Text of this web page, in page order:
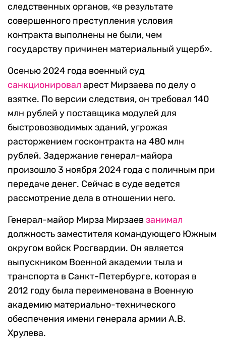
следственных органов, «в результате
совершенного преступления условия
контракта выполнены не были, чем
государству причинен материальный ущерб».
Осенью 2024 года военный суд
санкционировал арест Мирзаева по делу о
взятке. По версии следствия, он требовал 140
млн рублей у поставщика модулей для
быстровозводимых зданий, угрожая
расторжением госконтракта на 480 млн
рублей. Задержание генерал-майора
произошло 3 ноября 2024 года с поличным при
передаче денег. Сейчас в суде ведется
рассмотрение дела в отношении него.
Генерал-майор Мирза Мирзаев занимал
должность заместителя командующего Южным
округом войск Росгвардии. Он является
выпускником Военной академии тыла и
транспорта в Санкт-Петербурге, которая в
2012 году была переименована в Военную
академию материально-технического
обеспечения имени генерала армии А.В.
Хрулева.